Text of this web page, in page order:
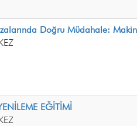
Doğru Müdahale:
EĞİTİMİ